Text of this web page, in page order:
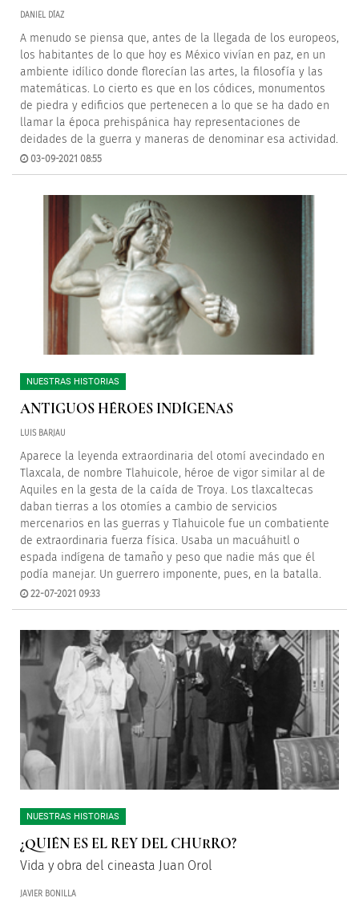
DANIEL DÍAZ
A menudo se piensa que, antes de la llegada de los europeos,
los habitantes de lo que hoy es México vivían en paz, en un
ambiente idílico donde florecían las artes, la filosofía y las
matemáticas. Lo cierto es que en los códices, monumentos
de piedra y edificios que pertenecen a lo que se ha dado en
llamar la época prehispánica hay representaciones de
deidades de la guerra y maneras de denominar esa actividad.
03-09-2021 08:55
NUESTRAS HISTORIAS
ANTIGUOS HÉROES INDÍGENAS
LUIS BARJAU
Aparece la leyenda extraordinaria del otomí avecindado en
Tlaxcala, de nombre Tlahuicole, héroe de vigor similar al de
Aquiles en la gesta de la caída de Troya. Los tlaxcaltecas
daban tierras a los otomíes a cambio de servicios
mercenarios en las guerras y Tlahuicole fue un combatiente
de extraordinaria fuerza física. Usaba un macuáhuitl o
espada indígena de tamaño y peso que nadie más que él
podía manejar. Un guerrero imponente, pues, en la batalla.
22-07-2021 09:33
NUESTRAS HISTORIAS
¿QUIÉN ES EL REY DEL CHURRO?
Vida y obra del cineasta Juan Orol
JAVIER BONILLA